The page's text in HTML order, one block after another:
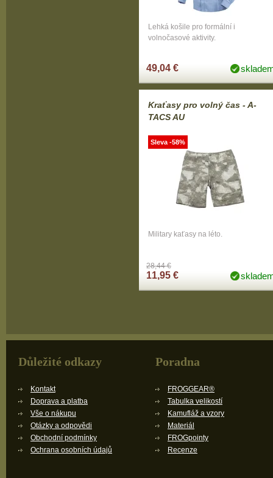
Lehká košile pro formální i
volnočasové aktivity.
49,04 €
Kraťasy pro volný čas - A-
TACS AU
Military kaťasy na léto.
28,44 €
11,95 €
Sleva -58%
Důležité odkazy
Kontakt
Doprava a platba
Vše o nákupu
Otázky a odpovědi
Obchodní podmínky
Ochrana osobních údajů
Poradna
FROGGEAR®
Tabulka velikostí
Kamufláž a vzory
Materiál
FROGpointy
Recenze